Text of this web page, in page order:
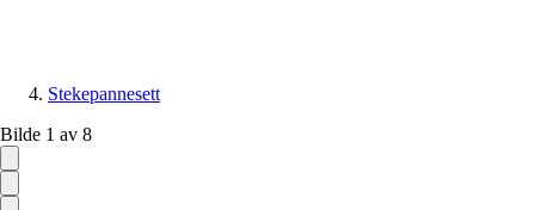
Stekepannesett
Bilde 1 av 8